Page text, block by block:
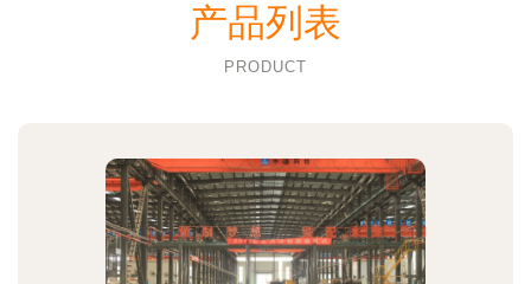
产品列表
PRODUCT